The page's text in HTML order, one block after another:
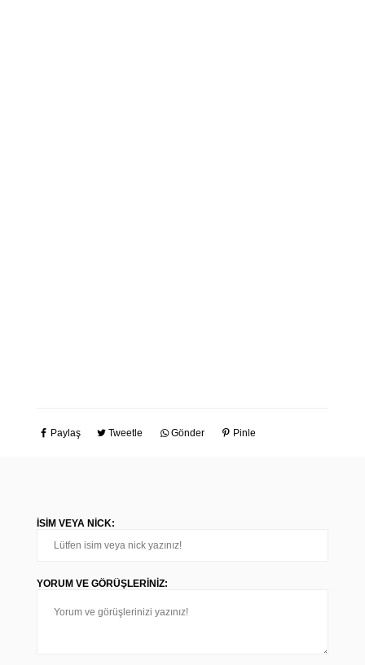
Paylaş Tweetle Gönder Pinle
İSIM VEYA NICK:
YORUM VE GÖRÜŞLERINIZ: